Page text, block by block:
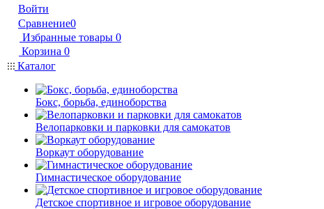
Войти
Сравнение0
Избранные товары 0
Корзина 0
Каталог
Бокс, борьба, единоборства
Велопарковки и парковки для самокатов
Воркаут оборудование
Гимнастическое оборудование
Детское спортивное и игровое оборудование